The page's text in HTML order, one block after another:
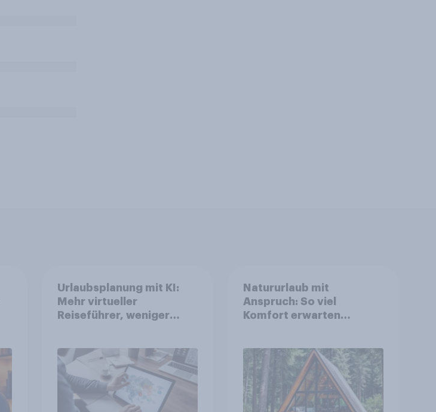
Urlaubsplanung mit KI:
Mehr virtueller
Reiseführer, weniger
Natururlaub mit
Anspruch: So viel
Komfort erwarten